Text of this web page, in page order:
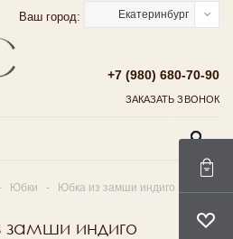
Ваш город: Екатеринбург
+7 (980) 680-70-90
ЗАКАЗАТЬ ЗВОНОК
Юбки - Юбка из замши индиго
индиго